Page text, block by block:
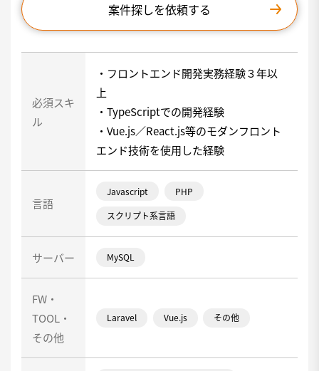
案件探しを依頼する
必須スキ
ル
・フロントエンド開発実務経験３年以
上
・TypeScriptでの開発経験
・Vue.js／React.js等のモダンフロント
エンド技術を使用した経験
言語
Javascript PHP
スクリプト系言語
サーバー MySQL
FW・
TOOL・
その他
Laravel Vue.js その他